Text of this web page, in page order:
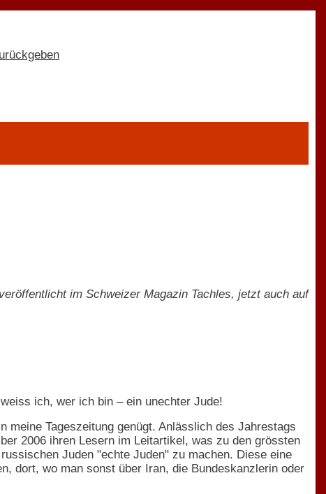
im Schweizer Magazin Tachles, jetzt auch auf
ich, wer ich bin – ein unechter Jude!
Tageszeitung genügt. Anlässlich des Jahrestags
2006 ihren Lesern im Leitartikel, was zu den grössten
Juden "echte Juden" zu machen. Diese eine
dort, wo man sonst über Iran, die Bundeskanzlerin oder